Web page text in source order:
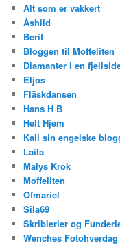
Alt som er vakkert
Åshild
Berit
Bloggen til Moffeliten
Diamanter i en
Eljos
Fläskdansen
Hans H B
Helt Hjem
Kali sin engelske
Laila
Malys Krok
Moffeliten
Ofmariel
Sila69
Skriblerier og
Wenches Fotohverdag